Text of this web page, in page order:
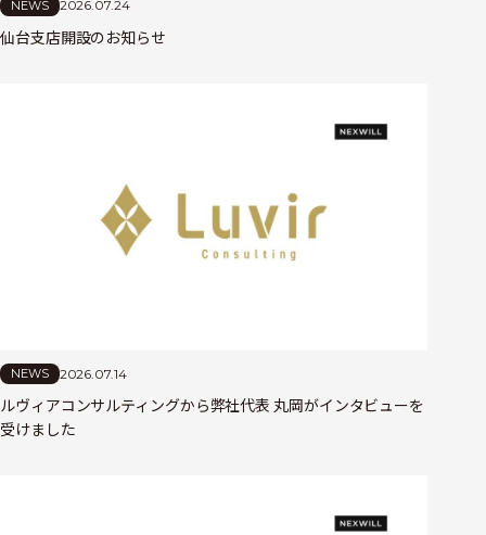
NEWS 2026.07.24
仙台支店開設のお知らせ
NEWS 2026.07.14
ルヴィアコンサルティングから弊社代表 丸岡がインタビューを
受けました